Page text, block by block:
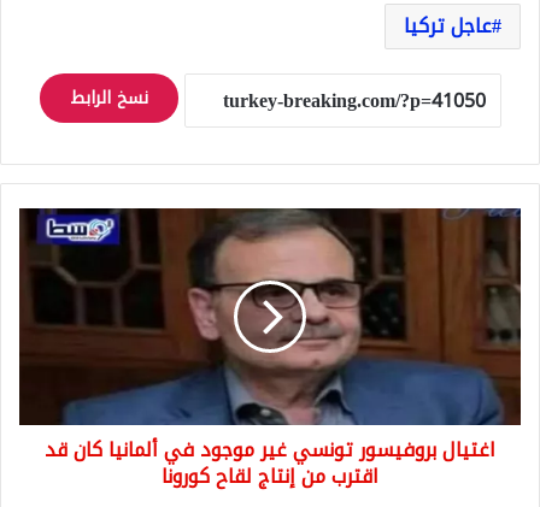
عاجل تركيا
نسخ الرابط
اغتيال
بروفيسور
تونسي
غير
موجود
في
ألمانيا
كان
قد
اقترباغتيال بروفيسور تونسي غير موجود في ألمانيا كان قد
اقترب من إنتاج لقاح كورونا